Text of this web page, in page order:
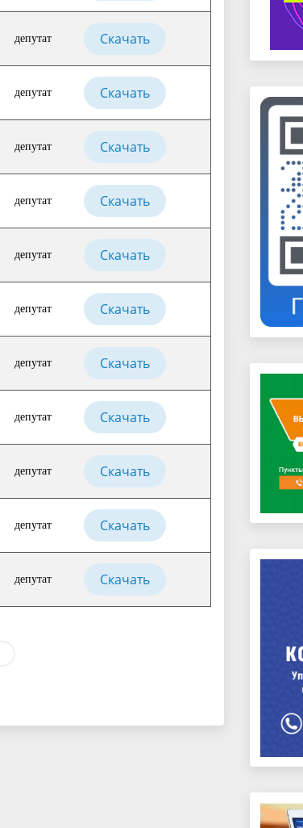
депутат Скачать
депутат Скачать
депутат Скачать
депутат Скачать
депутат Скачать
депутат Скачать
депутат Скачать
депутат Скачать
депутат Скачать
депутат Скачать
депутат Скачать